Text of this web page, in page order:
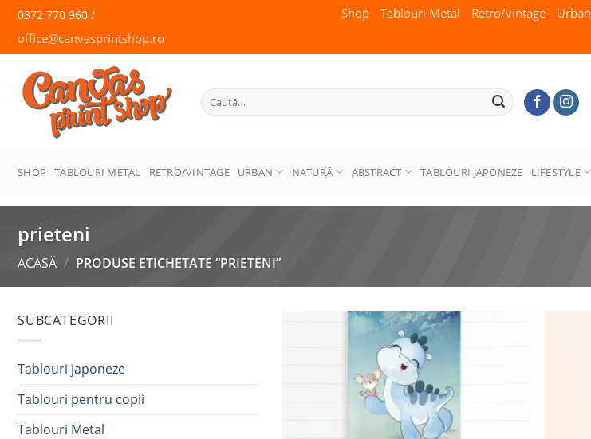
Skip
content
0372 770 960 /
office@canvasprintshop.ro
Shop Tablouri Metal Retro/vintage Urban
CANVAS
PRINT SHOP
Caută
după:
SHOP TABLOURI METAL RETRO/VINTAGE URBAN NATURĂ ABSTRACT TABLOURI JAPONEZE LIFESTYLE
prieteni
ACASĂ / PRODUSE ETICHETATE “PRIETENI”
SUBCATEGORII
Tablouri japoneze
Tablouri pentru copii
Tablouri Metal